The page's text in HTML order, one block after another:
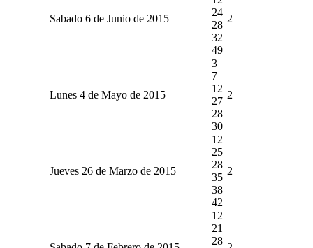
Sabado 6 de Junio de 2015
24
28
32
49
2
Lunes 4 de Mayo de 2015
3
7
12
27
28
30
2
Jueves 26 de Marzo de 2015
12
25
28
35
38
42
2
12
21
28